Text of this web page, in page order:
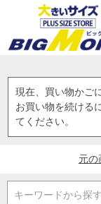
現在、買い物かご
お買い物を続ける
てください。
元の
キーワードから探す